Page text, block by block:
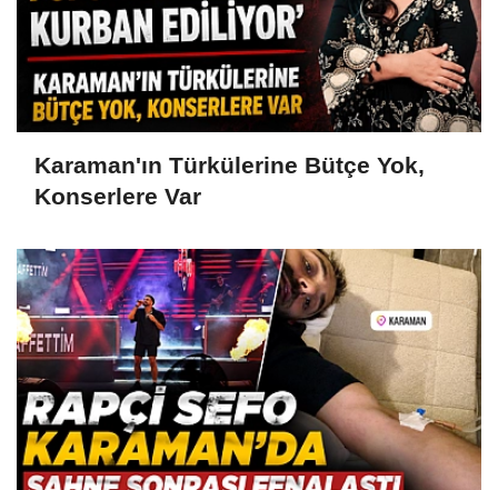
Karaman'ın Türkülerine Bütçe Yok,
Konserlere Var